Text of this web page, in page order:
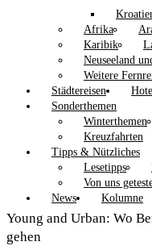
Afrika
Karibik
Neuseeland
Weitere
Städtereisen
Sonderthemen
Winterthemen
Kreuzfahrten
Tipps & Nützliches
Lesetipps
Von uns
News
Kolumne
Young and Urban: Wo
gehen